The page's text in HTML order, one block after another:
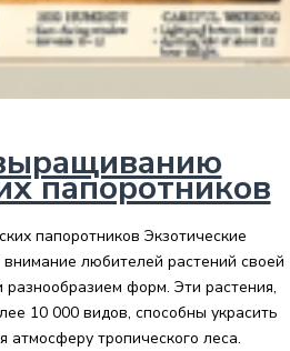
папоротников
папоротников Экзотические
любителей растений своей
форм. Эти растения,
10 000 видов, способны украсить
атмосферу тропического леса.